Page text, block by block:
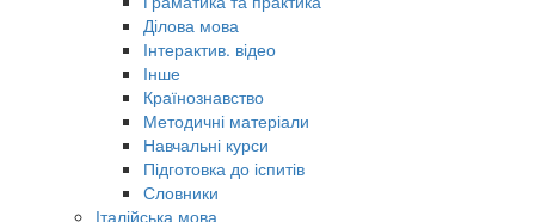
Ділова мова
Інтерактив. відео
Інше
Країнознавство
Методичні матеріали
Навчальні курси
Підготовка до іспитів
Словники
Італійська мова